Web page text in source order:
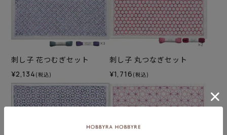
刺し子 花つむぎセット
¥2,134 (税込)
刺し子 丸つなぎセット
¥1,716 (税込)